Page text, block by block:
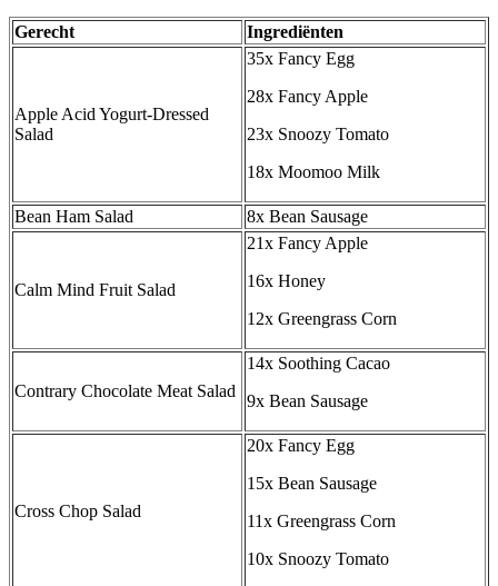
Gerecht Ingrediënten
Apple Acid Yogurt-Dressed
Salad
35x Fancy Egg
28x Fancy Apple
23x Snoozy Tomato
18x Moomoo Milk
Bean Ham Salad 8x Bean Sausage
Calm Mind Fruit Salad
21x Fancy Apple
16x Honey
12x Greengrass Corn
Contrary Chocolate Meat Salad
14x Soothing Cacao
9x Bean Sausage
Cross Chop Salad
20x Fancy Egg
15x Bean Sausage
11x Greengrass Corn
10x Snoozy Tomato